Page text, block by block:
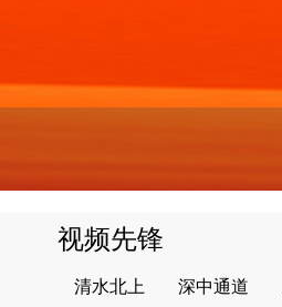
视频先锋
清水北上 深中通道